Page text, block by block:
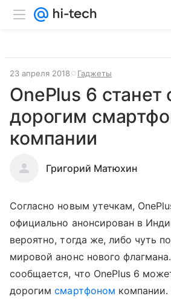
23 апреля 2018 Гаджеты
OnePlus 6
дорогим
компании
Григорий Матюхин
Согласно новым утечкам,
официально анонсирован в
вероятно, тогда же, либо чуть
мировой анонс нового
сообщается, что OnePlus 6
дорогимсмартфоном